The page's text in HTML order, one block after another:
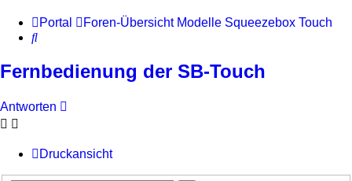
Portal Foren-Übersicht Modelle Squeezebox Touch
Suche
Fernbedienung der SB-Touch
Antworten
Druckansicht